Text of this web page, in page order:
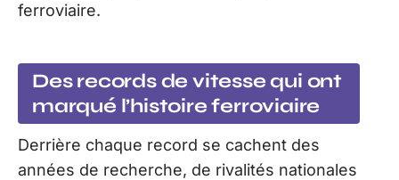
ferroviaire.
Des records de vitesse qui ont
marqué l’histoire ferroviaire
Derrière chaque record se cachent des
années de recherche, de rivalités nationales